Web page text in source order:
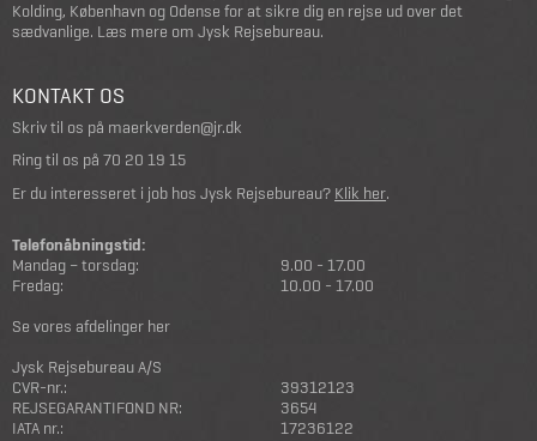
Kolding, København og Odense for at sikre dig en rejse ud over det
sædvanlige. Læs mere om Jysk Rejsebureau.
KONTAKT OS
Skriv til os på maerkverden@jr.dk
Ring til os på 70 20 19 15
Er du interesseret i job hos Jysk Rejsebureau? Klik her.
Telefonåbningstid:
Mandag – torsdag:
9.00 - 17.00
Fredag:
10.00 - 17.00
Se vores afdelinger her
Jysk Rejsebureau A/S
CVR-nr.:
39312123
REJSEGARANTIFOND NR:
3654
IATA nr.:
17236122